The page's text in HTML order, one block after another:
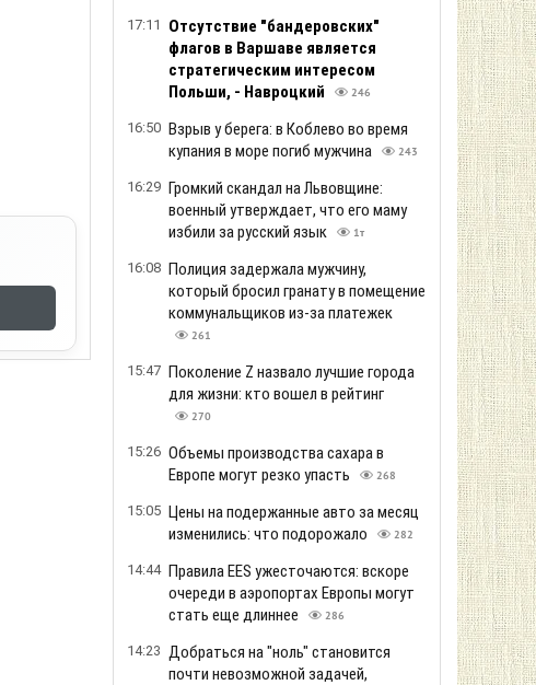
17:11
Отсутствие "бандеровских"
флагов в Варшаве является
стратегическим интересом
Польши, - Навроцкий
246
16:50 Взрыв у берега: в Коблево во время
купания в море погиб мужчина
243
16:29 Громкий скандал на Львовщине:
военный утверждает, что его маму
избили за русский язык
1т
16:08 Полиция задержала мужчину,
который бросил гранату в помещение
коммунальщиков из-за платежек
261
15:47 Поколение Z назвало лучшие города
для жизни: кто вошел в рейтинг
270
15:26 Объемы производства сахара в
Европе могут резко упасть
268
15:05 Цены на подержанные авто за месяц
изменились: что подорожало
282
14:44 Правила EES ужесточаются: вскоре
очереди в аэропортах Европы могут
стать еще длиннее
286
14:23 Добраться на "ноль" становится
почти невозможной задачей,